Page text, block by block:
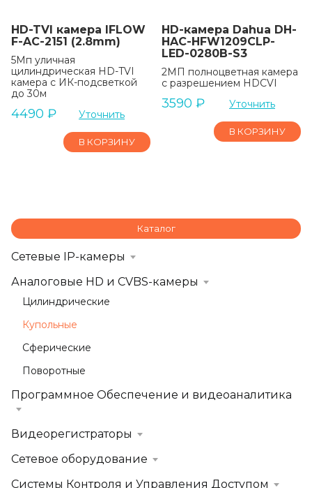
HD-TVI камера IFLOW
F-AC-2151 (2.8mm)
5Мп уличная
цилиндрическая HD-TVI
камера с ИК-подсветкой
до 30м
4490 ₽ Уточнить
В КОРЗИНУ
HD-камера Dahua DH-
HAC-HFW1209CLP-
LED-0280B-S3
2МП полноцветная камера
с разрешением HDCVI
3590 ₽ Уточнить
В КОРЗИНУ
Каталог
Сетевые IP-камеры
Аналоговые HD и CVBS-камеры
Цилиндрические
Купольные
Сферические
Поворотные
Программное Обеспечение и видеоаналитика
Видеорегистраторы
Сетевое оборудование
Системы Контроля и Управления Доступом